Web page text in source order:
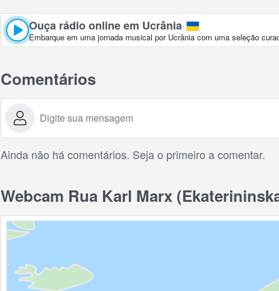
Ouça rádio online em Ucrânia
Embarque em uma jornada musical por Ucrânia com uma seleção
Comentários
Ainda não há comentários. Seja o primeiro a comentar.
Webcam Rua Karl Marx